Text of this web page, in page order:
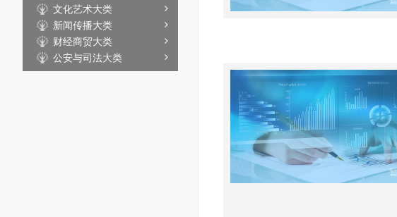
文化艺术大类
新闻传播大类
财经商贸大类
公安与司法大类